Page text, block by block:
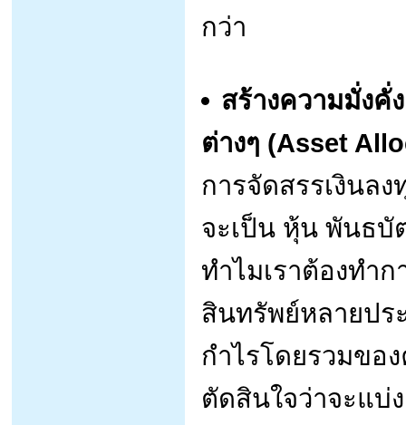
กว่า
สร้างความมั่งคั่
ต่างๆ (Asset
การจัดสรรเงินล
จะเป็น หุ้น พันธบั
ทำไมเราต้องทำ
สินทรัพย์หลายปร
กำไรโดยรวมข
ตัดสินใจว่าจะแบ่